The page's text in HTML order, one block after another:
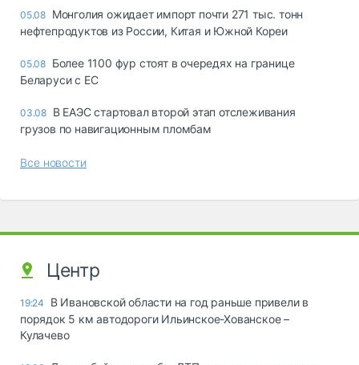
05.08 Монголия ожидает импорт почти 271 тыс. тонн
нефтепродуктов из России, Китая и Южной Кореи
05.08 Более 1100 фур стоят в очередях на границе
Беларуси с ЕС
03.08 В ЕАЭС стартовал второй этап отслеживания
грузов по навигационным пломбам
Все новости
Центр
19:24
В Ивановской области на год раньше привели в
порядок 5 км автодороги Ильинское-Хованское –
Кулачево